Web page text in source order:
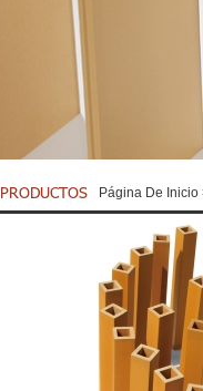
PRODUCTOS Página De Inicio